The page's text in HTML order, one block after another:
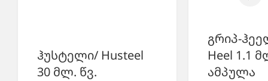
ჰუსტელი/ Husteel
30 მლ. წვ.
გრიპ-
Heel 1.1
ამპულა